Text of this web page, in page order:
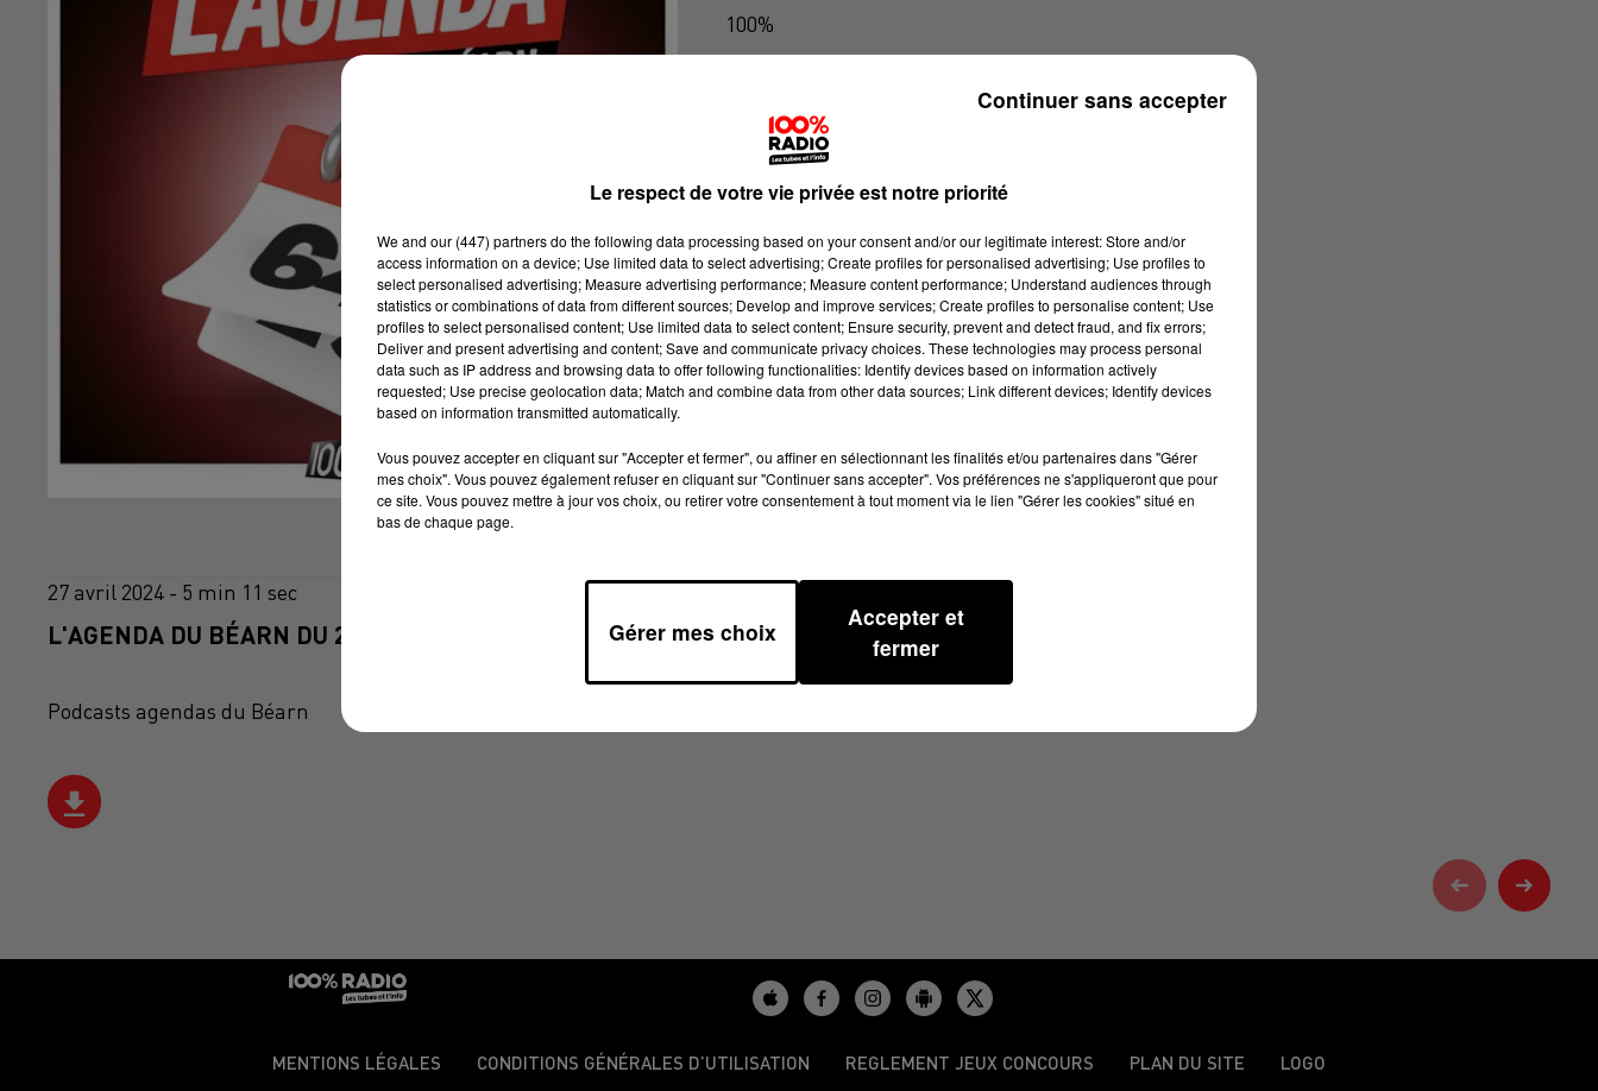
100%
27 avril 2024 - 5 min 11 sec
L'AGENDA DU BÉARN DU 27/04/2024 À 11H37
Podcasts agendas du Béarn
MENTIONS LÉGALES CONDITIONS GÉNÉRALES D’UTILISATION REGLEMENT JEUX CONCOURS PLAN DU SITE LOGO
Le respect de votre vie privée est notre priorité
We and our (447) partnersdo the following data processing based on your consent and/or our legitimate interest: Store and/or
access information on a device; Use limited data to select advertising; Create profiles for personalised advertising; Use profiles to
select personalised advertising; Measure advertising performance; Measure content performance; Understand audiences through
statistics or combinations of data from different sources; Develop and improve services; Create profiles to personalise content; Use
profiles to select personalised content; Use limited data to select content; Ensure security, prevent and detect fraud, and fix errors;
Deliver and present advertising and content; Save and communicate privacy choices. These technologies may process personal
data such as IP address and browsing data to offer following functionalities: Identify devices based on information actively
requested; Use precise geolocation data; Match and combine data from other data sources; Link different devices; Identify devices
based on information transmitted automatically.
Vous pouvez accepter en cliquant sur "Accepter et fermer", ou affiner en sélectionnant les finalités et/ou partenaires dans "Gérer
mes choix". Vous pouvez également refuser en cliquant sur "Continuer sans accepter". Vos préférences ne s'appliqueront que pour
ce site. Vous pouvez mettre à jour vos choix, ou retirer votre consentement à tout moment via le lien "Gérer les cookies" situé en
bas de chaque page.
Gérer mes choix
Accepter et
fermer
Continuer sans accepter